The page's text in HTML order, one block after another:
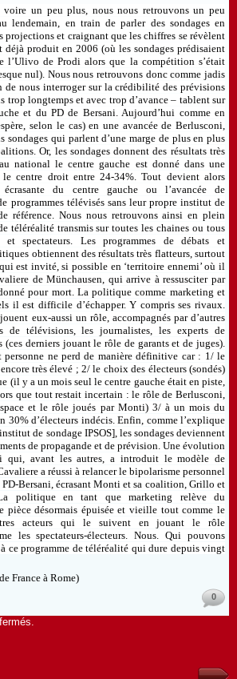
un peu plus, nous nous retrouvons un peu
lendemain, en train de parler des sondages en
projections et craignant que les chiffres se révèlent
déjà produit en 2006 (où les sondages prédisaient
l’Ulivo de Prodi alors que la compétition s’était
nul). Nous nous retrouvons donc comme jadis
de nous interroger sur la crédibilité des prévisions
trop longtemps et avec trop d’avance – tablent sur
et du PD de Bersani. Aujourd’hui comme en
selon le cas) en une avancée de Berlusconi,
sondages qui parlent d’une marge de plus en plus
Or, les sondages donnent des résultats très
national le centre gauche est donné dans une
centre droit entre 24-34%. Tout devient alors
du centre gauche ou l’avancée de
programmes télévisés sans leur propre institut de
référence. Nous nous retrouvons ainsi en plein
téléréalité transmis sur toutes les chaines ou tous
spectateurs. Les programmes de débats et
obtiennent des résultats très flatteurs, surtout
est invité, si possible en ‘territoire ennemi’ où il
de Münchausen, qui arrive à ressusciter par
pour mort. La politique comme marketing et
il est difficile d’échapper. Y compris ses rivaux.
eux-aussi un rôle, accompagnés par d’autres
de télévisions, les journalistes, les experts de
derniers jouant le rôle de garants et de juges).
personne ne perd de manière définitive car : 1/ le
très élevé ; 2/ le choix des électeurs (sondés)
(il y a un mois seul le centre gauche était en piste,
que tout restait incertain : le rôle de Berlusconi,
et le rôle joués par Monti) 3/ à un mois du
30% d’électeurs indécis. Enfin, comme l’explique
de sondage IPSOS], les sondages deviennent
de propagande et de prévision. Une évolution
qui, avant les autres, a introduit le modèle de
a réussi à relancer le bipolarisme personnel
Bersani, écrasant Monti et sa coalition, Grillo et
politique en tant que marketing relève du
pièce désormais épuisée et vieille tout comme le
acteurs qui le suivent en jouant le rôle
les spectateurs-électeurs. Nous. Qui pouvons
ce programme de téléréalité qui dure depuis vingt
France à Rome)
0